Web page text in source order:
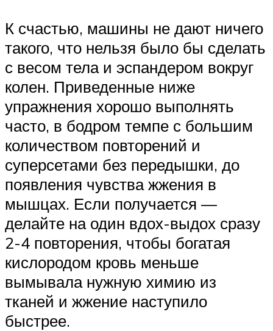
К счастью, машины не дают ничего
такого, что нельзя было бы сделать
с весом тела и эспандером вокруг
колен. Приведенные ниже
упражнения хорошо выполнять
часто, в бодром темпе с большим
количеством повторений и
суперсетами без передышки, до
появления чувства жжения в
мышцах. Если получается —
делайте на один вдох-выдох сразу
2-4 повторения, чтобы богатая
кислородом кровь меньше
вымывала нужную химию из
тканей и жжение наступило
быстрее.